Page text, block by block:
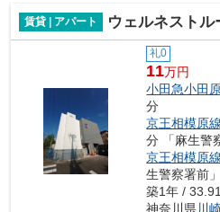
賃貸 | アパート ウェルネスト
礼0
11万円
小田急小田
分
京王相模原線
分 「麻生警
京王相模原線
生警察署前
築1年 /
神奈川県 川